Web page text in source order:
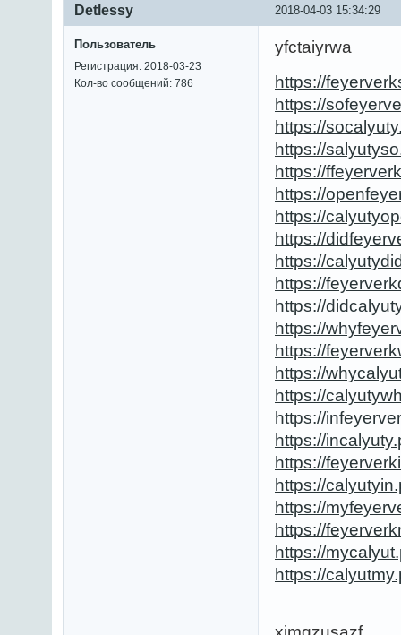
2018-04-03 15:34:29
Detlessy
Пользователь
Регистрация: 2018-03-23
Кол-во сообщений: 786
yfctaiyrwa
https://
https://
https://
https://
https://
https://
https://
https://
https://
https://
https://
https://
https://
https://
https://
https://
https://
https://
https://
https://
https://
https://
https://